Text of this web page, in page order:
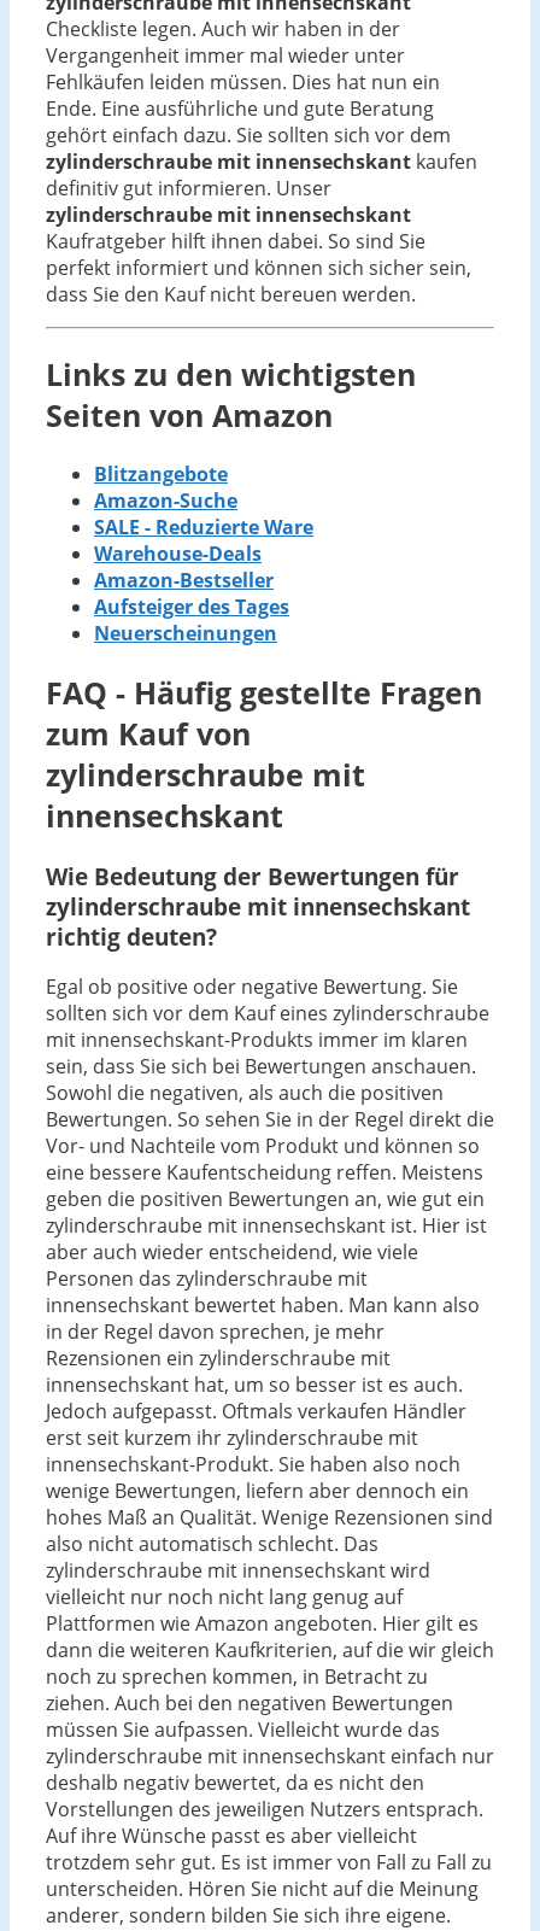
Checkliste legen. Auch wir haben in der
Vergangenheit immer mal wieder unter
Fehlkäufen leiden müssen. Dies hat nun ein
Ende. Eine ausführliche und gute Beratung
gehört einfach dazu. Sie sollten sich vor dem
zylinderschraube mit innensechskant kaufen
definitiv gut informieren. Unser
zylinderschraube mit innensechskant
Kaufratgeber hilft ihnen dabei. So sind Sie
perfekt informiert und können sich sicher sein,
dass Sie den Kauf nicht bereuen werden.
Links zu den wichtigsten
Seiten von Amazon
Blitzangebote
Amazon-Suche
SALE - Reduzierte Ware
Warehouse-Deals
Amazon-Bestseller
Aufsteiger des Tages
Neuerscheinungen
FAQ - Häufig gestellte Fragen
zum Kauf von
zylinderschraube mit
innensechskant
Wie Bedeutung der Bewertungen für
zylinderschraube mit innensechskant
richtig deuten?
Egal ob positive oder negative Bewertung. Sie
sollten sich vor dem Kauf eines zylinderschraube
mit innensechskant-Produkts immer im klaren
sein, dass Sie sich bei Bewertungen anschauen.
Sowohl die negativen, als auch die positiven
Bewertungen. So sehen Sie in der Regel direkt die
Vor- und Nachteile vom Produkt und können so
eine bessere Kaufentscheidung reffen. Meistens
geben die positiven Bewertungen an, wie gut ein
zylinderschraube mit innensechskant ist. Hier ist
aber auch wieder entscheidend, wie viele
Personen das zylinderschraube mit
innensechskant bewertet haben. Man kann also
in der Regel davon sprechen, je mehr
Rezensionen ein zylinderschraube mit
innensechskant hat, um so besser ist es auch.
Jedoch aufgepasst. Oftmals verkaufen Händler
erst seit kurzem ihr zylinderschraube mit
innensechskant-Produkt. Sie haben also noch
wenige Bewertungen, liefern aber dennoch ein
hohes Maß an Qualität. Wenige Rezensionen sind
also nicht automatisch schlecht. Das
zylinderschraube mit innensechskant wird
vielleicht nur noch nicht lang genug auf
Plattformen wie Amazon angeboten. Hier gilt es
dann die weiteren Kaufkriterien, auf die wir gleich
noch zu sprechen kommen, in Betracht zu
ziehen. Auch bei den negativen Bewertungen
müssen Sie aufpassen. Vielleicht wurde das
zylinderschraube mit innensechskant einfach nur
deshalb negativ bewertet, da es nicht den
Vorstellungen des jeweiligen Nutzers entsprach.
Auf ihre Wünsche passt es aber vielleicht
trotzdem sehr gut. Es ist immer von Fall zu Fall zu
unterscheiden. Hören Sie nicht auf die Meinung
anderer, sondern bilden Sie sich ihre eigene.